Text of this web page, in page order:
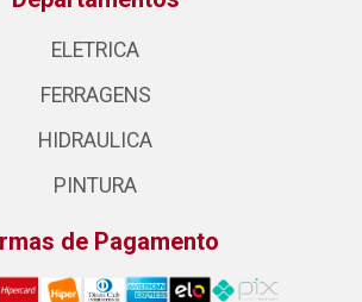
ELETRICA
FERRAGENS
HIDRAULICA
PINTURA
de Pagamento